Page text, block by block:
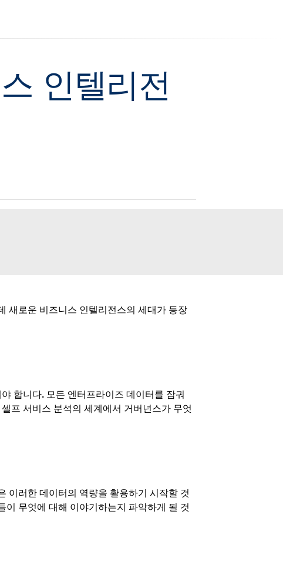
인텔리전
새로운 비즈니스 인텔리전스의 세대가 등장
합니다. 모든 엔터프라이즈 데이터를 잠궈
프 서비스 분석의 세계에서 거버넌스가 무엇
이러한 데이터의 역량을 활용하기 시작할 것
무엇에 대해 이야기하는지 파악하게 될 것